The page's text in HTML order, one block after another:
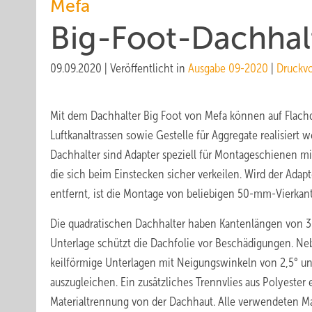
Mefa
Big-Foot-
09.09.2020 Veröffentlicht in Ausgabe 09-2020
Mit dem Dachhalter Big Foot von Mefa können auf
Luftkanaltrassen sowie Gestelle für Aggregate realisiert
Dachhalter sind Adapter speziell für Montageschienen
die sich beim Einstecken sicher verkeilen. Wird der
entfernt, ist die Montage von beliebigen 50-mm-
Die quadratischen Dachhalter haben Kantenlängen von
Unterlage schützt die Dachfolie vor Beschädigungen.
keilförmige Unterlagen mit Neigungswinkeln von 2,5°
auszugleichen. Ein zusätzliches Trennvlies aus
Materialtrennung von der Dachhaut. Alle verwendeten